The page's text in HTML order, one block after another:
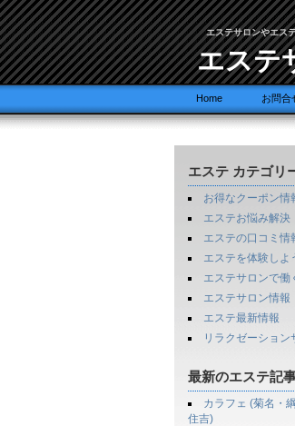
エステサロンやエス
エステ
Home お問合
エステ カテゴリ
お得なクーポン情
エステお悩み解決
エステの口コミ情
エステを体験しよ
エステサロンで働
エステサロン情報
エステ最新情報
リラクゼーション
最新のエステ記
カラフェ (菊名・
住吉)